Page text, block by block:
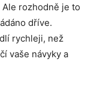
rozhodně je to
dříve.
rychleji, než
vaše návyky a